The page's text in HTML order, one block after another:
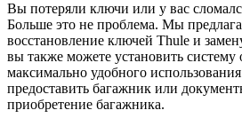
Вы потеряли ключи или у вас
Больше это не проблема. Мы
восстановление ключей Thule и
вы также можете установить систему
максимально удобного
предоставить багажник или
приобретение багажника.